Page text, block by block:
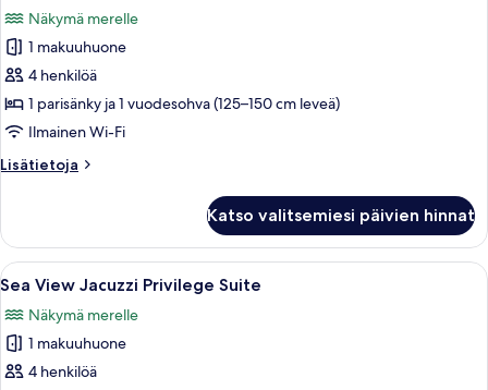
huonetyypin
Sea
View
Serenity
Suite
Näkymä merelle
1 makuuhuone
4 henkilöä
1 parisänky ja 1 vuodesohva (125–150 cm leveä)
Ilmainen Wi-Fi
Lisätietoja
Lisätietoja
Serenity
Suite
Katso valitsemiesi päivien hinnat
Avaa
kaikki
huonetyypin
Sea
View
Moderni ulkotila, jossa on lasikaide,
16
Sea View Jacuzzi Privilege Suite
Näkymä merelle
1 makuuhuone
4 henkilöä